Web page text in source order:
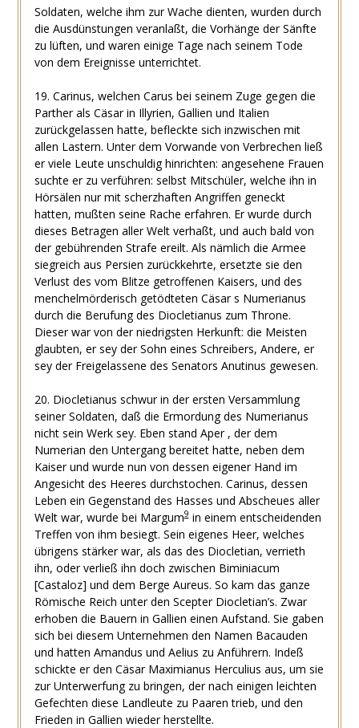
Soldaten, welche ihm zur Wache dienten, wurden durch
die Ausdünstungen veranlaßt, die Vorhänge der Sänfte
zu lüften, und waren einige Tage nach seinem Tode
von dem Ereignisse unterrichtet.
19. Carinus, welchen Carus bei seinem Zuge gegen die
Parther als Cäsar in Illyrien, Gallien und Italien
zurückgelassen hatte, befleckte sich inzwischen mit
allen Lastern. Unter dem Vorwande von Verbrechen ließ
er viele Leute unschuldig hinrichten: angesehene Frauen
suchte er zu verführen: selbst Mitschüler, welche ihn in
Hörsälen nur mit scherzhaften Angriffen geneckt
hatten, mußten seine Rache erfahren. Er wurde durch
dieses Betragen aller Welt verhaßt, und auch bald von
der gebührenden Strafe ereilt. Als nämlich die Armee
siegreich aus Persien zurückkehrte, ersetzte sie den
Verlust des vom Blitze getroffenen Kaisers, und des
menchelmörderisch getödteten Cäsar s Numerianus
durch die Berufung des Diocletianus zum Throne.
Dieser war von der niedrigsten Herkunft: die Meisten
glaubten, er sey der Sohn eines Schreibers, Andere, er
sey der Freigelassene des Senators Anutinus gewesen.
20. Diocletianus schwur in der ersten Versammlung
seiner Soldaten, daß die Ermordung des Numerianus
nicht sein Werk sey. Eben stand Aper , der dem
Numerian den Untergang bereitet hatte, neben dem
Kaiser und wurde nun von dessen eigener Hand im
Angesicht des Heeres durchstochen. Carinus, dessen
Leben ein Gegenstand des Hasses und Abscheues aller
Welt war, wurde bei Margum9in einem entscheidenden
Treffen von ihm besiegt. Sein eigenes Heer, welches
übrigens stärker war, als das des Diocletian, verrieth
ihn, oder verließ ihn doch zwischen Biminiacum
[Castaloz] und dem Berge Aureus. So kam das ganze
Römische Reich unter den Scepter Diocletian’s. Zwar
erhoben die Bauern in Gallien einen Aufstand. Sie gaben
sich bei diesem Unternehmen den Namen Bacauden
und hatten Amandus und Aelius zu Anführern. Indeß
schickte er den Cäsar Maximianus Herculius aus, um sie
zur Unterwerfung zu bringen, der nach einigen leichten
Gefechten diese Landleute zu Paaren trieb, und den
Frieden in Gallien wieder herstellte.